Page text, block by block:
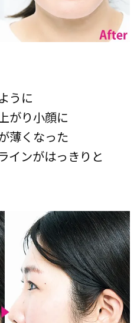
うに
がり小顔に
薄くなった
インがはっきりと